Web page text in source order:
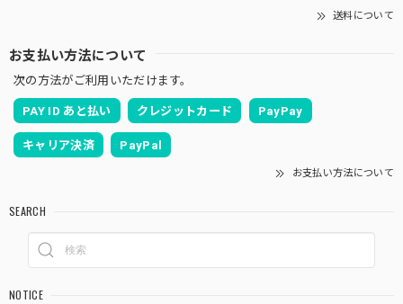
送料について
お支払い方法について
次の方法がご利用いただけます。
PAY ID あと払い クレジットカード PayPay
キャリア決済 PayPal
お支払い方法について
SEARCH
NOTICE